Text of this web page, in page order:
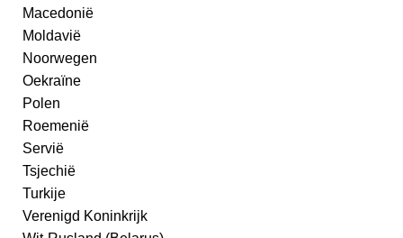
Macedonië
Moldavië
Noorwegen
Oekraïne
Polen
Roemenië
Servië
Tsjechië
Turkije
Verenigd Koninkrijk